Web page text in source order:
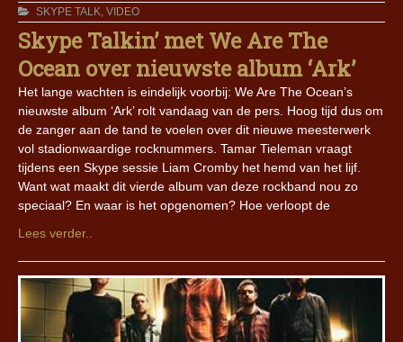
SKYPE TALK, VIDEO
Skype Talkin’ met We Are The
Ocean over nieuwste album ‘Ark’
Het lange wachten is eindelijk voorbij: We Are The Ocean’s
nieuwste album ‘Ark’ rolt vandaag van de pers. Hoog tijd dus om
de zanger aan de tand te voelen over dit nieuwe meesterwerk
vol stadionwaardige rocknummers. Tamar Tieleman vraagt
tijdens een Skype sessie Liam Cromby het hemd van het lijf.
Want wat maakt dit vierde album van deze rockband nou zo
speciaal? En waar is het opgenomen? Hoe verloopt de
Lees verder..